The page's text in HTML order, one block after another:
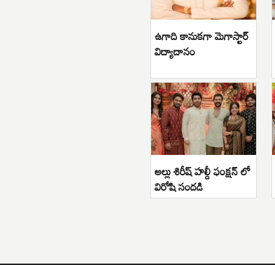
ఉగాది కానుకగా మెగాస్టార్
విద్యాదానం
అల్లు శిరీష్ హల్దీ ఫంక్షన్ లో
విరోషి సందడి